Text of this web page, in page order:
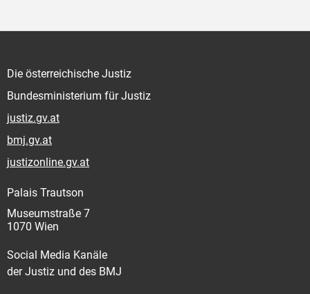
Die österreichische Justiz
Bundesministerium für Justiz
justiz.gv.at
bmj.gv.at
justizonline.gv.at
Palais Trautson
Museumstraße 7
1070 Wien
Social Media Kanäle
der Justiz und des BMJ